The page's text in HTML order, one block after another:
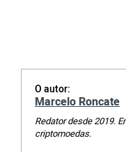
O autor:
Marcelo Roncate
Redator desde 2019.
criptomoedas.